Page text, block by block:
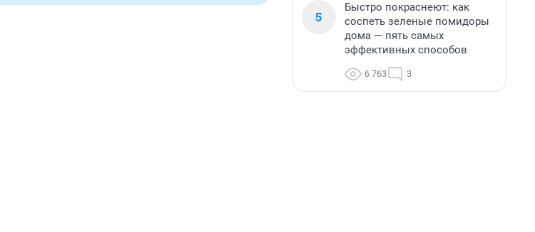
5
Быстро покраснеют: как
соспеть зеленые помидоры
дома — пять самых
эффективных способов
6 763 3